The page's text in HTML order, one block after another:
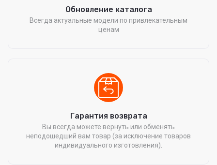
Обновление каталога
Всегда актуальные модели по привлекательным
ценам
Гарантия возврата
Вы всегда можете вернуть или обменять
неподошедший вам товар (за исключение товаров
индивидуального изготовления).